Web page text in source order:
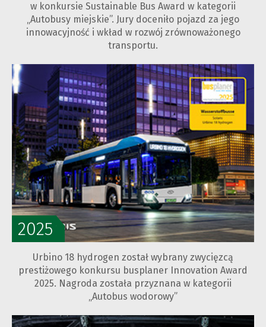
w konkursie Sustainable Bus Award w kategorii
„Autobusy miejskie”. Jury doceniło pojazd za jego
innowacyjność i wkład w rozwój zrównoważonego
transportu.
2025
Urbino 18 hydrogen został wybrany zwycięzcą
prestiżowego konkursu busplaner Innovation Award
2025. Nagroda została przyznana w kategorii
„Autobus wodorowy”